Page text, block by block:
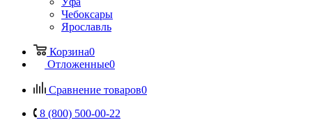
Чебоксары
Ярославль
Корзина0
Отложенные0
Сравнение товаров0
8 (800) 500-00-22